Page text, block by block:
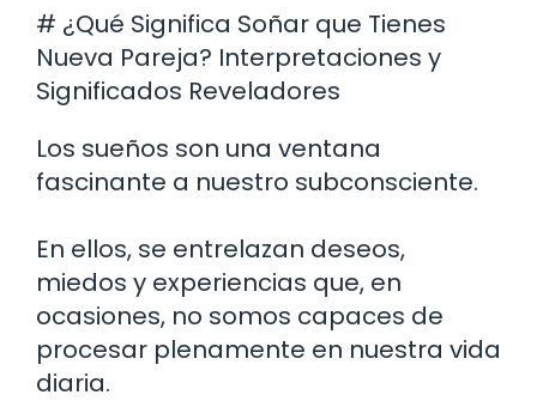
# ¿Qué Significa Soñar que Tienes
Nueva Pareja? Interpretaciones y
Significados Reveladores
Los sueños son una ventana
fascinante a nuestro subconsciente.
En ellos, se entrelazan deseos,
miedos y experiencias que, en
ocasiones, no somos capaces de
procesar plenamente en nuestra vida
diaria.